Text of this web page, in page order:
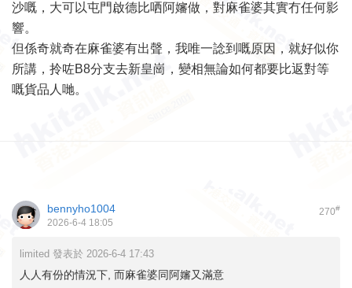
沙嘅，大可以屯門啟德比哂阿嬸做，對麻雀婆其實冇任何影
響。
但係奇就奇在麻雀婆有出聲，我唯一諗到嘅原因，就好似你
所講，拎咗B8分支去新皇崗，變相無論如何都要比返對等
嘅貨品人哋。
270#
bennyho1004
2026-6-4 18:05
limited 發表於 2026-6-4 17:43
人人有份的情況下, 而麻雀婆同阿嬸又滿意